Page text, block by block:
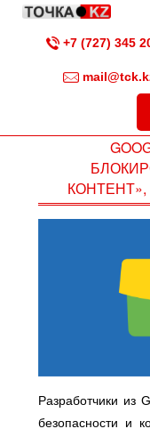
+7 (727) 345
Разработчики из
безопасности и